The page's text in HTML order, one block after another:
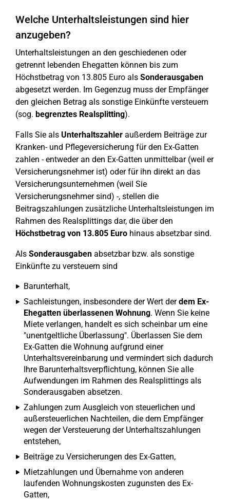
Welche Unterhaltsleistungen sind hier
anzugeben?
Unterhaltsleistungen an den geschiedenen oder
getrennt lebenden Ehegatten können bis zum
Höchstbetrag von 13.805 Euro als Sonderausgaben
abgesetzt werden. Im Gegenzug muss der Empfänger
den gleichen Betrag als sonstige Einkünfte versteuern
(sog. begrenztes Realsplitting).
Falls Sie als Unterhaltszahler außerdem Beiträge zur
Kranken- und Pflegeversicherung für den Ex-Gatten
zahlen - entweder an den Ex-Gatten unmittelbar (weil er
Versicherungsnehmer ist) oder für ihn direkt an das
Versicherungsunternehmen (weil Sie
Versicherungsnehmer sind) -, stellen die
Beitragszahlungen zusätzliche Unterhaltsleistungen im
Rahmen des Realsplittings dar, die über den
Höchstbetrag von 13.805 Euro hinaus absetzbar sind.
Als Sonderausgaben absetzbar bzw. als sonstige
Einkünfte zu versteuern sind
Barunterhalt,
Sachleistungen, insbesondere der Wert derdem Ex-
Ehegatten überlassenen Wohnung. Wenn Sie keine
Miete verlangen, handelt es sich scheinbar um eine
"unentgeltliche Überlassung". Überlassen Sie dem
Ex-Gatten die Wohnung aufgrund einer
Unterhaltsvereinbarung und vermindert sich dadurch
Ihre Barunterhaltsverpflichtung, können Sie alle
Aufwendungen im Rahmen des Realsplittings als
Sonderausgaben absetzen.
Zahlungen zum Ausgleich von steuerlichen und
außersteuerlichen Nachteilen, die dem Empfänger
wegen der Versteuerung der Unterhaltszahlungen
entstehen,
Beiträge zu Versicherungen des Ex-Gatten,
Mietzahlungen und Übernahme von anderen
laufenden Wohnungskosten zugunsten des Ex-
Gatten,